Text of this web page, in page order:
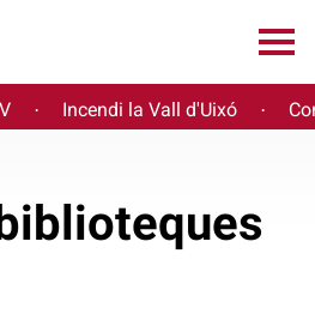
· Incendi la Vall d'Uixó ·